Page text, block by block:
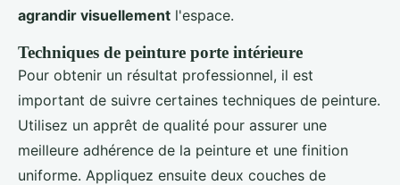
agrandir visuellement l'espace.
Techniques de peinture porte intérieure
Pour obtenir un résultat professionnel, il est
important de suivre certaines techniques de peinture.
Utilisez un apprêt de qualité pour assurer une
meilleure adhérence de la peinture et une finition
uniforme. Appliquez ensuite deux couches de